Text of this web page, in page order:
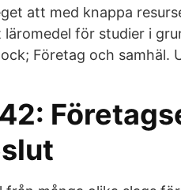
att med knappa
för studier i
Företag och samhäl.